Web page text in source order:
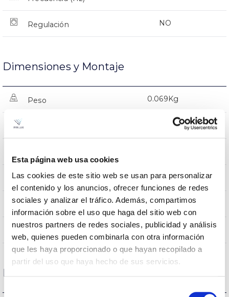
Esta página web usa cookies
Las cookies de este sitio web se usan para personalizar
el contenido y los anuncios, ofrecer funciones de redes
sociales y analizar el tráfico. Además, compartimos
información sobre el uso que haga del sitio web con
nuestros partners de redes sociales, publicidad y análisis
web, quienes pueden combinarla con otra información
que les haya proporcionado o que hayan recopilado a
partir del uso que haya hecho de sus servicios.
Regulación NO
Dimensiones y Montaje
Peso 0.069Kg
325x24x38mm
Empalmable SI
Alimentación Incluida
Iluminación Directa
Datos ópticos